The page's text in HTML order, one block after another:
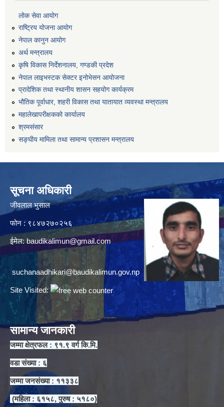
लोक सेवा आयोग
राष्ट्रिय योजना आयोग
नेपाल कानुन आयोग
अर्थ मन्त्रालय
कृषि विकास निर्देशनालय, गण्डकी प्रदेश
नेपाल लाइभस्टक सेक्टर इनोभेसन आयोजना
प्रादेशिक तथा स्थानीय शासन सहयोग कार्यक्रम
भौतिक पूर्वाधार, शहरी विकास तथा यातायात व्यवस्था मन्त्रालय
महालेखापरीक्षकको कार्यालय
श्रमसंसार
सङ्घीय मामिला तथा सामान्य प्रशासन मन्त्रालय
सूचना अधिकारी
जीवलाल भुसाल
फोन : ९८४७२७०२५६
ईमेल: baudikalimun@gmail.com
suchanaadhikari@baudikalimun.gov.np
Site Visited:
सामान्य जानकारी
जम्मा क्षेत्रफल : ९१.९ वर्ग कि.मि.
वडा संख्या : ६
जम्मा जनसंख्या : ११३३८
(महिला : ६१५८, पुरुष : ५१८०)